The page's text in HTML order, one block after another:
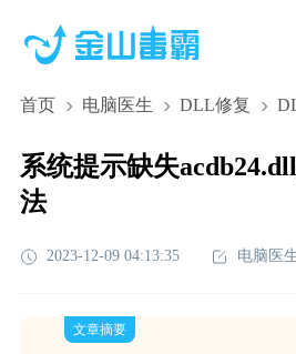
首页 电脑医生 DLL修复
系统提示缺失
法
2023-12-09 04:13:35 电脑医
文章摘要